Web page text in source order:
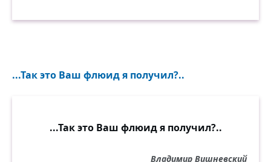
...Так это Ваш флюид я получил?..
...Так это Ваш флюид я получил?..
Владимир Вишневский